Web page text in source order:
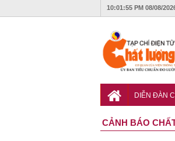
10:01:56 PM 08/08/
DIỄN ĐÀN
CẢNH BÁO